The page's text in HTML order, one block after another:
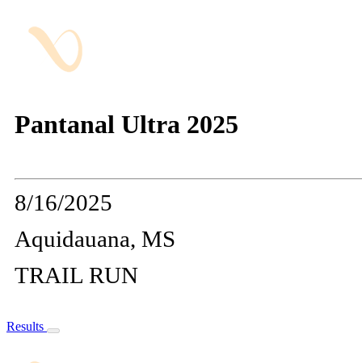
Pantanal Ultra 2025
8/16/2025
Aquidauana, MS
TRAIL RUN
Results